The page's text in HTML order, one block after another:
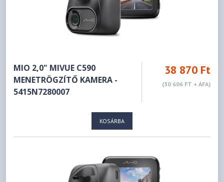
MIO 2,0" MIVUE C590
MENETRÖGZÍTŐ KAMERA -
5415N7280007
38 870 Ft
(30 606 FT + ÁFA)
KOSÁRBA